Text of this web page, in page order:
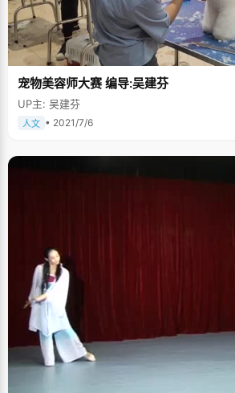
宠物美容师大赛 编导:吴建芬
UP主: 吴建芬
人文 • 2021/7/6